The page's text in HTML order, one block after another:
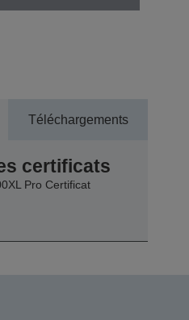
Téléchargements
certificats
Pro Certificat